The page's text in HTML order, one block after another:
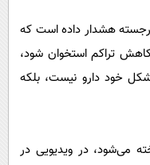
هشدار داده است که
تراکم استخوان شود،
خود دارو نیست، بلکه
می‌شود، در ویدیویی در